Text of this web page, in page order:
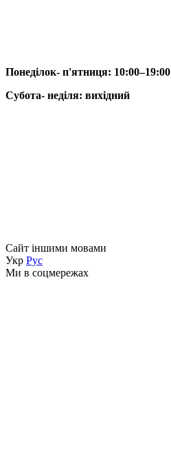
Понеділок- п'ятниця: 10:00–19:00
Субота- неділя: вихідний
Сайт іншими мовами
Укр Рус
Ми в соцмережах